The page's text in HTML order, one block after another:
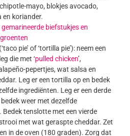
mayo, blokjes avocado,
en koriander.
gemarineerde biefstukjes en
pie’ of ‘tortilla pie’): neem een
die met ‘pulled chicken’,
pepertjes, wat salsa en
Leg er een tortilla op en bedek
ingrediënten. Leg er een derde
weer met dezelfde
Bedek tenslotte met een vierde
met wat geraspte cheddar. Zet
in de oven (180 graden). Zorg dat